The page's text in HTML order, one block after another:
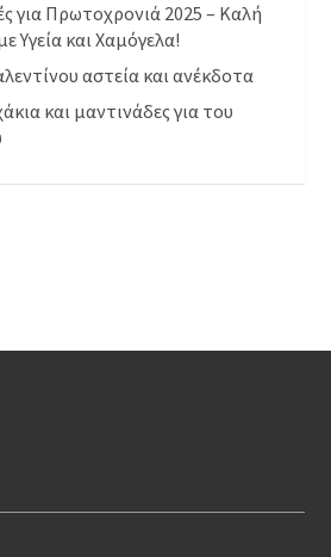
για Πρωτοχρονιά 2025 – Καλή
Υγεία και Χαμόγελα!
αστεία και ανέκδοτα
και μαντινάδες για του